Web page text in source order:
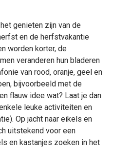
genieten zijn van de
en de herfstvakantie
worden korter, de
veranderen hun bladeren
van rood, oranje, geel en
bijvoorbeeld met de
flauw idee wat? Laat je dan
leuke activiteiten en
Op jacht naar eikels en
uitstekend voor een
en kastanjes zoeken in het